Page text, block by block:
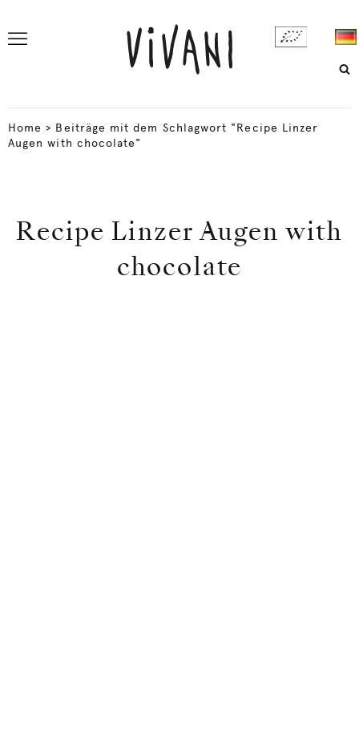
Home > Beiträge mit dem Schlagwort "Recipe Linzer
Augen with chocolate"
Recipe Linzer Augen with
chocolate